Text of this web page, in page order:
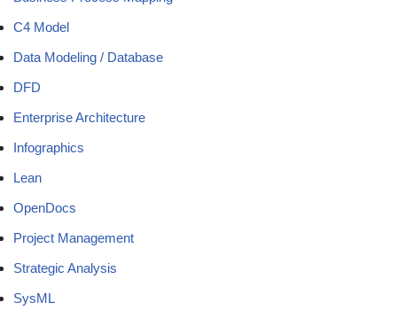
C4 Model
Data Modeling / Database
DFD
Enterprise Architecture
Infographics
Lean
OpenDocs
Project Management
Strategic Analysis
SysML